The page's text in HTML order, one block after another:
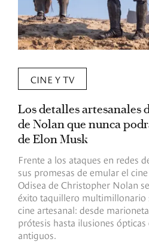
CINE Y TV
Los detalles artesanales
de Nolan que nunca
de Elon Musk
Frente a los ataques en redes
sus promesas de emular el
Odisea de Christopher Nolan
éxito taquillero multimillonario
cine artesanal: desde
prótesis hasta ilusiones
antiguos.